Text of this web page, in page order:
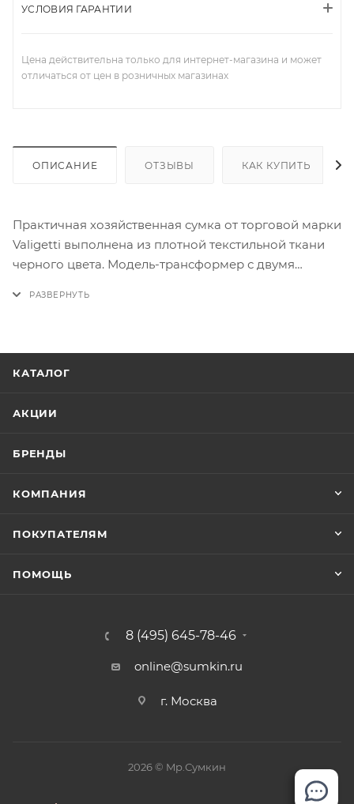
УСЛОВИЯ ГАРАНТИИ
Цена действительна только для интернет-магазина и может
отличаться от цен в розничных магазинах
ОПИСАНИЕ ОТЗЫВЫ КАК КУПИТЬ
Практичная хозяйственная сумка от торговой марки
Valigetti выполнена из плотной текстильной ткани
черного цвета. Модель-трансформер с двумя
на молнии. На дне имеются ножки-держатели.
КАТАЛОГ
АКЦИИ
БРЕНДЫ
КОМПАНИЯ
ПОКУПАТЕЛЯМ
ПОМОЩЬ
8 (495) 645-78-46
online@sumkin.ru
г. Москва
2026 © Mр.Сумкин